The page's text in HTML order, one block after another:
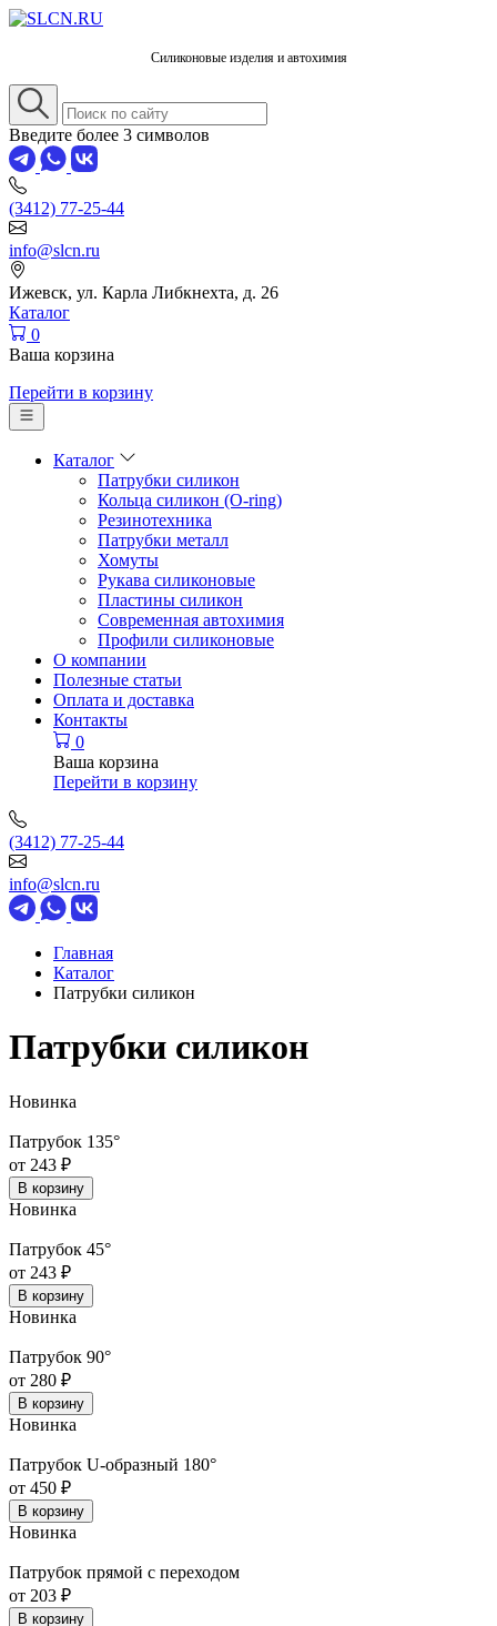
Силиконовые изделия и автохимия
Введите более 3 символов
(3412) 77-25-44
info@slcn.ru
Ижевск, ул. Карла Либкнехта, д. 26
Каталог
0
Ваша корзина
Перейти в корзину
Каталог
Патрубки силикон
Кольца силикон (O-ring)
Резинотехника
Патрубки металл
Хомуты
Рукава силиконовые
Пластины силикон
Современная автохимия
Профили силиконовые
О компании
Полезные статьи
Оплата и доставка
Контакты
0
Ваша корзина
Перейти в корзину
(3412) 77-25-44
info@slcn.ru
Главная
Каталог
Патрубки силикон
Патрубки силикон
Новинка
Патрубок 135°
от 243 ₽
В корзину
Новинка
Патрубок 45°
от 243 ₽
В корзину
Новинка
Патрубок 90°
от 280 ₽
В корзину
Новинка
Патрубок U-образный 180°
от 450 ₽
В корзину
Новинка
Патрубок прямой с переходом
от 203 ₽
В корзину